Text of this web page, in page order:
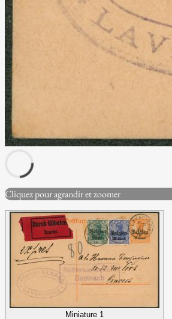
Cliquez pour agrandir et zoomer
Miniature 1